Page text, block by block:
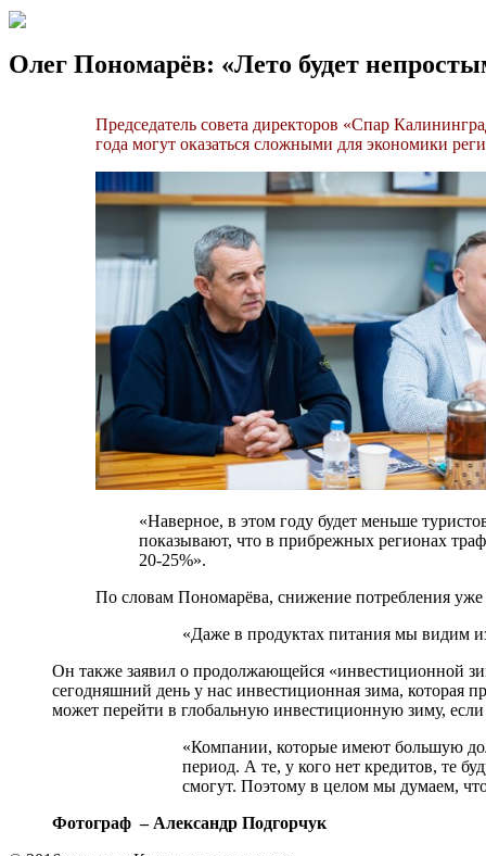
Олег Пономарёв: «Лето будет
Председатель совета директоров «Спар
года могут оказаться сложными для экономики
«Наверное, в этом году будет меньше
показывают, что в прибрежных регионах
20-25%».
По словам Пономарёва, снижение потребления
«Даже в продуктах питания мы видим
Он также заявил о продолжающейся «инвестиционной
сегодняшний день у нас инвестиционная зима, которая
может перейти в глобальную инвестиционную зиму,
«Компании, которые имеют большую
период. А те, у кого нет кредитов, те
смогут. Поэтому в целом мы думаем,
Фотограф – Александр Подгорчук